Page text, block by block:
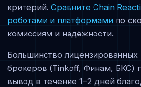
критерий.Сравните Chain
роботами и платформами по
комиссиям и надёжности.
Большинство лицензированных
брокеров (Tinkoff, Финам, БКС)
вывод в течение 1–2 дней